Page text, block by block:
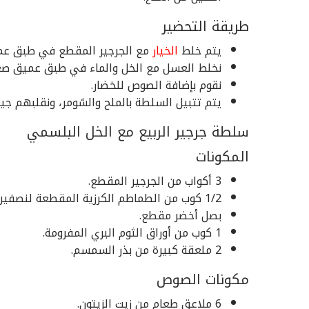
طريقة التحضير
يتم خلط الخيارمع الجرجير المقطع في طبق
نخلط العسل مع الخل والماء في طبق عميق
نقوم بإضافة الصوص للخضار.
يتم تتبيل السلطة بالملح والشومر، ونقلبهم
سلطة جرجير الربيع مع الخل البلسمي
المكونات
3 أكواب من الجرجير المقطع.
1/2 كوب من الطماطم الكرزية المقطعة لنصفين.
بصل أخضر مقطع.
1 كوب من أوراق الثوم البري المفرومة.
2 ملعقة كبيرة من بذر السمسم.
مكونات الصوص
6 ملاعق طعام من زيت الزيتون.